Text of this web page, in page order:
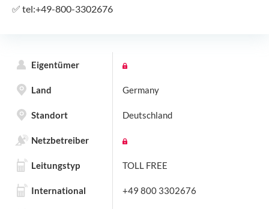
✅ tel:+49-800-3302676
Eigentümer
Land Germany
Standort Deutschland
Netzbetreiber
Leitungstyp TOLL FREE
International +49 800 3302676